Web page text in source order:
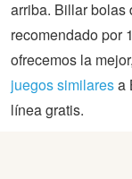
arriba. Billar bolas
recomendado por
ofrecemos la
juegos similaresa
línea gratis.